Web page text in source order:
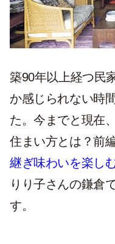
築90年以上経つ民
か感じられない時
た。今までと現在
住まい方とは？前
継ぎ味わいを楽しむ
りり子さんの鎌倉
す。